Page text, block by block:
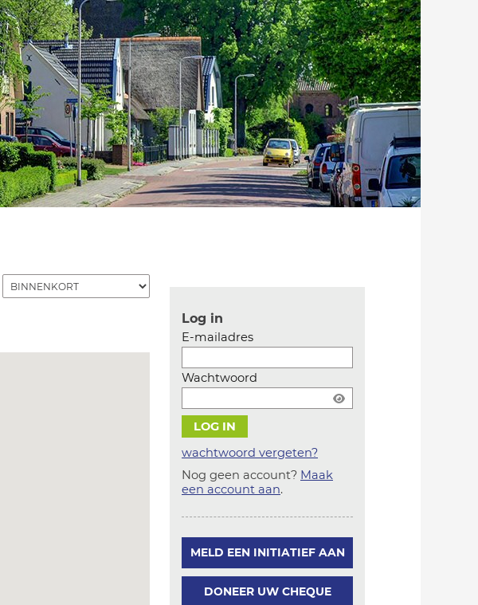
Log in
E-mailadres
Wachtwoord
wachtwoord vergeten?
Nog geen account? Maak
een account aan.
MELD EEN INITIATIEF AAN
DONEER UW CHEQUE